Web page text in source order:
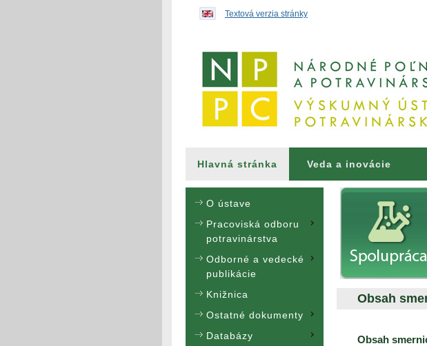
Textová verzia stránky
Hlavná stránka Veda a inovácie
O ústave
Pracoviská odboru
potravinárstva
Odborné a vedecké
publikácie
Knižnica
Ostatné dokumenty
Databázy
Obsah
Obsah